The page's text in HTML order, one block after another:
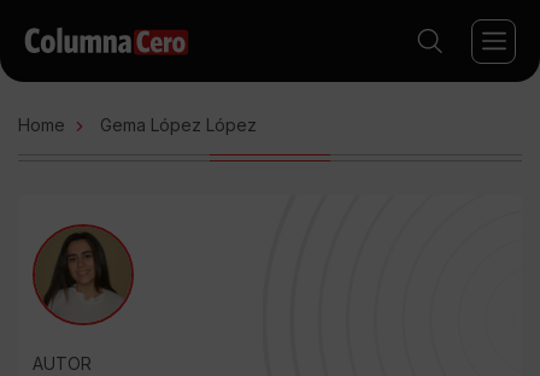
Home Gema López López
AUTOR